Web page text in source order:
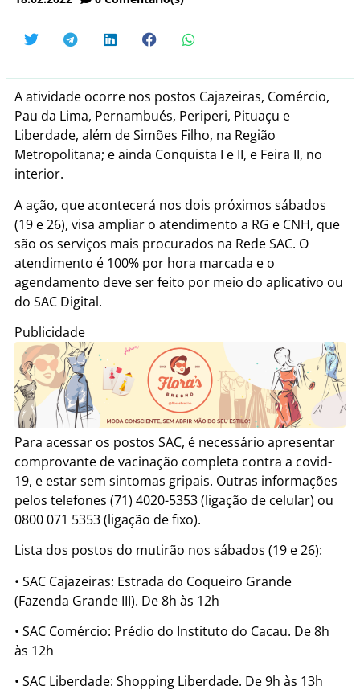
A atividade ocorre nos postos Cajazeiras, Comércio,
Pau da Lima, Pernambués, Periperi, Pituaçu e
Liberdade, além de Simões Filho, na Região
Metropolitana; e ainda Conquista I e II, e Feira II, no
interior.
A ação, que acontecerá nos dois próximos sábados
(19 e 26), visa ampliar o atendimento a RG e CNH, que
são os serviços mais procurados na Rede SAC. O
atendimento é 100% por hora marcada e o
agendamento deve ser feito por meio do aplicativo ou
do SAC Digital.
Publicidade
Para acessar os postos SAC, é necessário apresentar
comprovante de vacinação completa contra a covid-
19, e estar sem sintomas gripais. Outras informações
pelos telefones (71) 4020-5353 (ligação de celular) ou
0800 071 5353 (ligação de fixo).
Lista dos postos do mutirão nos sábados (19 e 26):
• SAC Cajazeiras: Estrada do Coqueiro Grande
(Fazenda Grande III). De 8h às 12h
• SAC Comércio: Prédio do Instituto do Cacau. De 8h
às 12h
• SAC Liberdade: Shopping Liberdade. De 9h às 13h